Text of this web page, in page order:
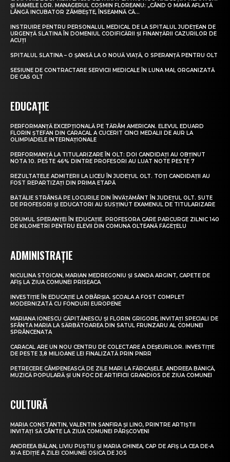
ȘI MAMELE LOR. MANAGERUL COSMIN FLOREANU: „CÂND O MAMĂ AFLATĂ
LÂNGĂ INCUBATOR ZÂMBEȘTE, ÎNSEAMNĂ CĂ...
INSTRUIRE PENTRU PERSONALUL MEDICAL DE LA SPITALUL JUDEȚEAN DE
URGENȚĂ SLATINA ÎN DOMENIUL CODIFICĂRII ȘI FINANȚĂRII CAZURILOR DE
ACUȚI
SPITALUL SLATINA – O ȘANSĂ LA O NOUĂ VIAȚĂ, O SPERANȚĂ PENTRU OLT
SESIUNE DE CONTRACTARE SERVICII MEDICALE ÎN LUNA MAI, ORGANIZATĂ
DE CAS OLT
EDUCAȚIE
PERFORMANȚĂ EXCEPȚIONALĂ PE TĂRÂM AMERICAN. ELEVUL EDUARD
FLORIN ȘTEFAN DIN CARACAL A CUCERIT CINCI MEDALII DE AUR LA
OLIMPIADELE INTERNAȚIONALE
PERFORMANȚĂ LA TITULARIZARE ÎN OLT: DOI CANDIDAȚI AU OBȚINUT
NOTA 10. PESTE 46% DINTRE PROFESORI AU LUAT NOTE PESTE 7
REZULTATELE ADMITERII LA LICEU ÎN JUDEȚUL OLT. TOȚI CANDIDAȚII AU
FOST REPARTIZAȚI DIN PRIMA ETAPĂ
BĂTĂLIE STRÂNSĂ PE LOCURILE DIN ÎNVĂȚĂMÂNT ÎN JUDEȚUL OLT. SUTE
DE PROFESORI ȘI EDUCATORI AU SUSȚINUT EXAMENUL DE TITULARIZARE
DRUMUL SPERANȚEI ÎN EDUCAȚIE. PROFESORA CARE PARCURGE ZILNIC 140
DE KILOMETRI PENTRU ELEVII DIN COMUNA OLTEANĂ FĂGEȚELU
ADMINISTRAȚIE
NICULINA STOICAN, MARIAN MEDREGONIU ȘI SANDA ARGINT, CAPETE DE
AFIȘ LA ZIUA COMUNEI PRISEACA
INVESTIȚIE ÎN EDUCAȚIE LA OBÂRȘIA. ȘCOALA A FOST COMPLET
MODERNIZATĂ CU FONDURI EUROPENE
MARIANA IONESCU CĂPITĂNESCU ȘI FLORIN GRIGORE, INVITAȚI SPECIALI DE
SFÂNTA MARIA LA SĂRBĂTOAREA DIN SATUL FRUNZARU AL COMUNEI
SPRÂNCENATA
CARACAL ARE UN NOU CENTRU DE COLECTARE A DEȘEURILOR. INVESTIȚIE
DE PESTE 3,8 MILIOANE LEI FINALIZATĂ PRIN PNRR
PETRECERE CÂMPENEASCĂ DE ZILE MARI LA FĂRCAȘELE. ANDREEA BĂNICĂ,
MUZICĂ POPULARĂ ȘI UN FOC DE ARTIFICII GRANDIOS DE ZIUA COMUNEI
CULTURĂ
MARIA CONSTANTIN, VALENTIN SANFIRA ȘI LINO, PRINTRE ARTIȘTII
INVITAȚI SĂ CÂNTE LA ZIUA COMUNEI PÂRȘCOVENI
ANDREEA BĂLAN, LIVIU PUȘTIU ȘI MARIA GHINEA, CAP DE AFIȘ LA CEA DE-A
XI-A EDIȚIE A ZILEI COMUNEI OSICA DE JOS